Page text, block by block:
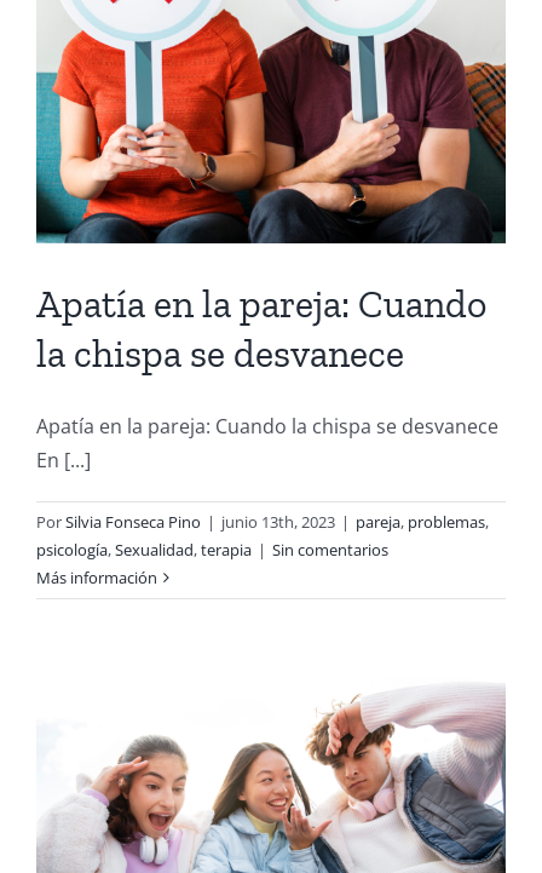
Apatía en la pareja: Cuando
la chispa se desvanece
Apatía en la pareja: Cuando la chispa se desvanece
En [...]
PorSilvia Fonseca Pino | junio 13th, 2023 | pareja, problemas,
psicología,Sexualidad,terapia | Sin comentarios
Más información